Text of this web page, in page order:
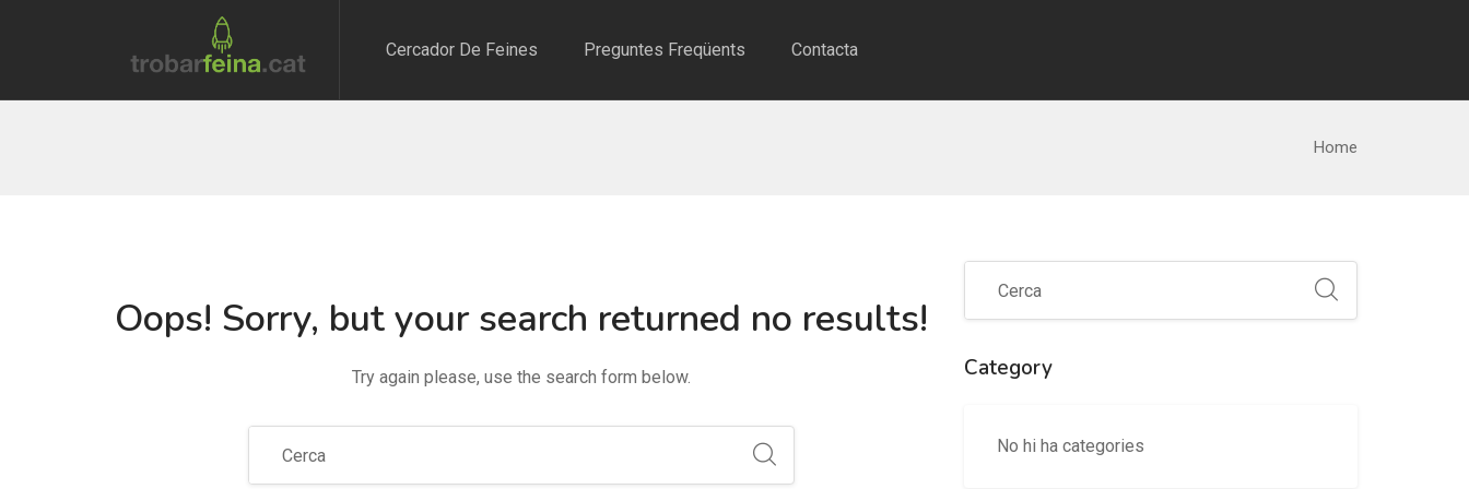
Cercador De Feines Preguntes Freqüents Contacta
Home
Oops! Sorry, but your search returned no results!
Try again please, use the search form below. Category
No hi ha categories